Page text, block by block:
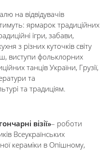
на відвідувачів
ярмарок традиційних
ігри, забави,
з різних куточків світу
виступи фольклорних
танців України, Грузії,
та
та традиціям.
візії»– роботи
Всеукраїнських
кераміки в Опішному,